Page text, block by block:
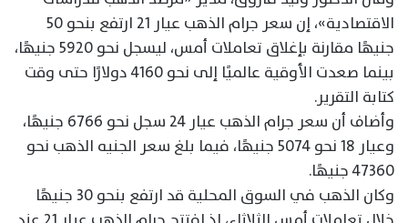
الاقتصادية»، إن سعر جرام الذهب عيار 21 ارتفع بنحو 50
جنيهًا مقارنة بإغلاق تعاملات أمس، ليسجل نحو 5920 جنيهًا،
بينما صعدت الأوقية عالميًا إلى نحو 4160 دولارًا حتى وقت
كتابة التقرير.
وأضاف أن سعر جرام الذهب عيار 24 سجل نحو 6766 جنيهًا،
وعيار 18 نحو 5074 جنيهًا، فيما بلغ سعر الجنيه الذهب نحو
47360 جنيهًا.
وكان الذهب في السوق المحلية قد ارتفع بنحو 30 جنيهًا